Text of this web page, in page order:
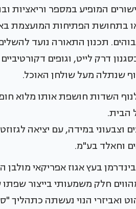
המופיע במספר וריאציות
או בתחושת הפתיחות המועצמת
תכנון התאורה נועד
דרק לייט, וגופים
שנתלה מעל שולחן האוכל.
השדות חושפת אותו מלוא
הבית.
וצבעוני במידה, עם יציאה
וחאלד בע"מ.
בעץ אגוז אפריקאי מולבן
חלק משמעותי בייצור
ואביזרי הנוי נעשתה כתהליך